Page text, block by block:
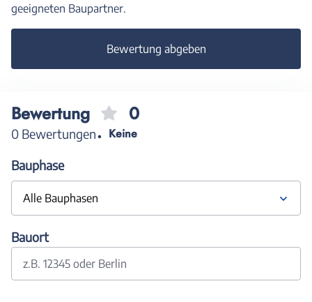
geeigneten Baupartner.
Bewertung abgeben
Bewertung 0
0 Bewertungen
Keine
Bauphase
Alle Bauphasen
Bauort
z.B. 12345 oder Berlin